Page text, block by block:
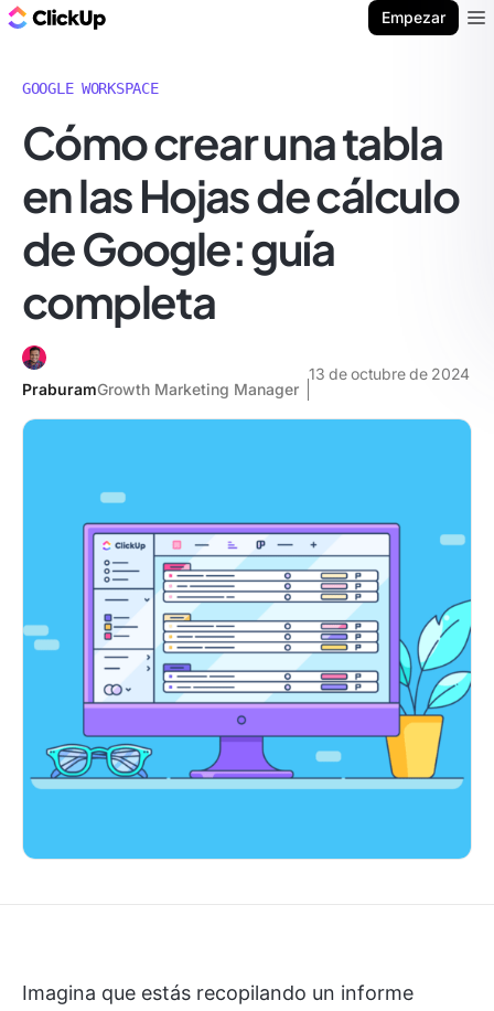
Empezar
GOOGLE WORKSPACE
Cómo crear una tabla
en las Hojas de cálculo
de Google: guía
completa
PraburamGrowth Marketing Manager
13 de octubre de 2024
Imagina que estás recopilando un informe